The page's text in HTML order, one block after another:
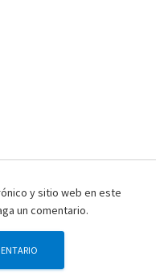
y sitio web en este
un comentario.